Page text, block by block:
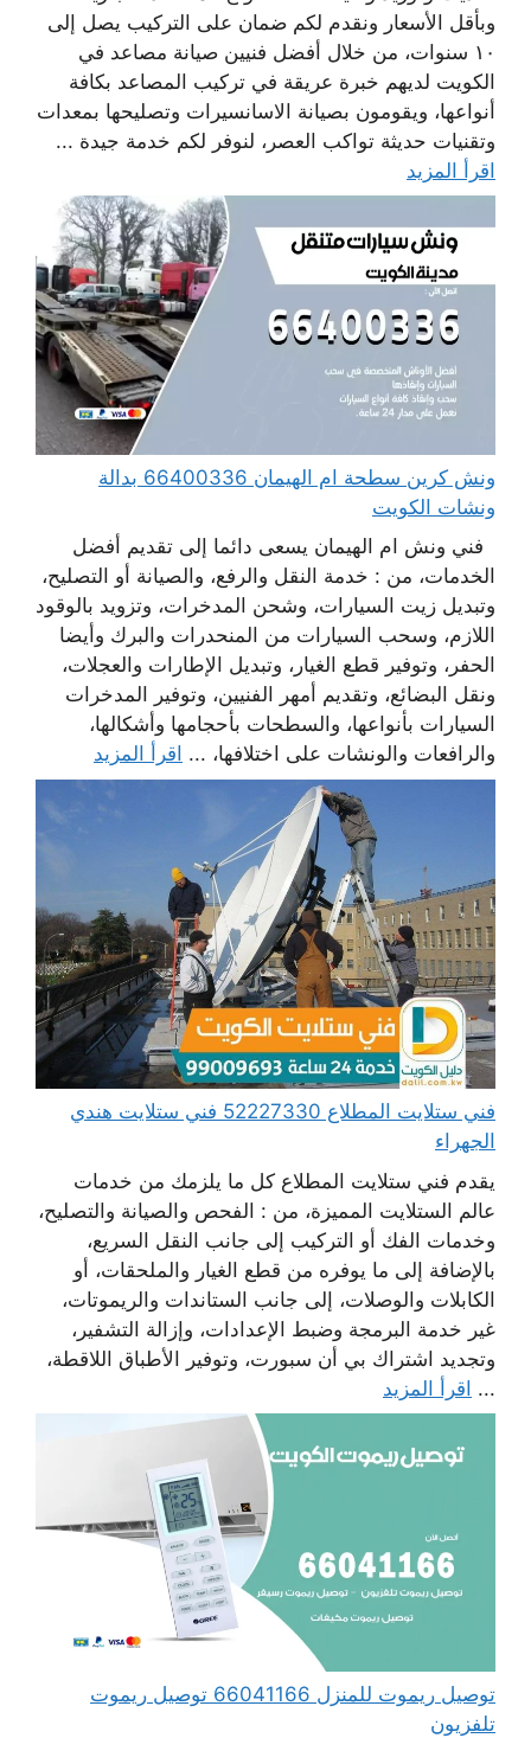
وبأقل الأسعار ونقدم لكم ضمان على التركيب يصل إلى
١٠ سنوات، من خلال أفضل فنيين صيانة مصاعد في
الكويت لديهم خبرة عريقة في تركيب المصاعد بكافة
أنواعها، ويقومون بصيانة الاسانسيرات وتصليحها بمعدات
وتقنيات حديثة تواكب العصر، لنوفر لكم خدمة جيدة ...
اقرأ المزيد
ونش كرين سطحة ام الهيمان 66400336 بدالة
ونشات الكويت
فني ونش ام الهيمان يسعى دائما إلى تقديم أفضل
الخدمات، من : خدمة النقل والرفع، والصيانة أو التصليح،
وتبديل زيت السيارات، وشحن المدخرات، وتزويد بالوقود
اللازم، وسحب السيارات من المنحدرات والبرك وأيضا
الحفر، وتوفير قطع الغيار، وتبديل الإطارات والعجلات،
ونقل البضائع، وتقديم أمهر الفنيين، وتوفير المدخرات
السيارات بأنواعها، والسطحات بأحجامها وأشكالها،
والرافعات والونشات على اختلافها، ... اقرأ المزيد
فني ستلايت المطلاع 52227330 فني ستلايت هندي
الجهراء
يقدم فني ستلايت المطلاع كل ما يلزمك من خدمات
عالم الستلايت المميزة، من : الفحص والصيانة والتصليح،
وخدمات الفك أو التركيب إلى جانب النقل السريع،
بالإضافة إلى ما يوفره من قطع الغيار والملحقات، أو
الكابلات والوصلات، إلى جانب الستاندات والريموتات،
غير خدمة البرمجة وضبط الإعدادات، وإزالة التشفير،
وتجديد اشتراك بي أن سبورت، وتوفير الأطباق اللاقطة،
... اقرأ المزيد
توصيل ريموت للمنزل 66041166 توصيل ريموت
تلفزيون